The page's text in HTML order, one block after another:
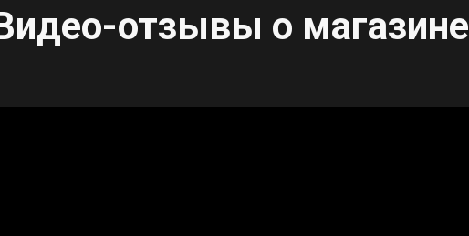
отзывы о магазине